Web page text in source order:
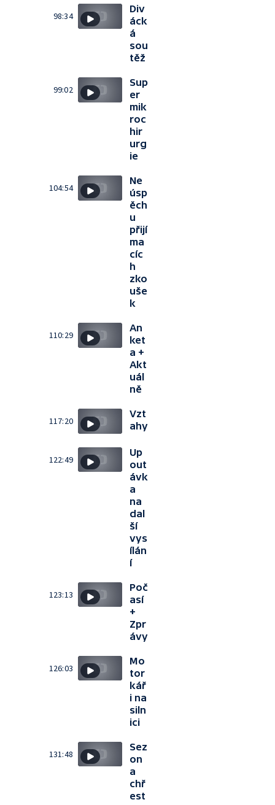
98:34
Div
áck
á
sou
těž
99:02
Sup
er
mik
roc
hir
urg
ie
104:54
Ne
úsp
ěch
u
přijí
ma
cíc
h
zko
uše
k
110:29
An
ket
a +
Akt
uál
ně
117:20
Vzt
ahy
122:49
Up
out
ávk
a
na
dal
ší
vys
ílán
í
123:13
Poč
así
+
Zpr
ávy
126:03
Mo
tor
kář
i na
siln
ici
131:48
Sez
on
a
chř
est